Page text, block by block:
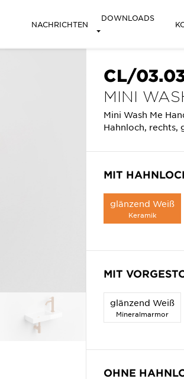
NACHRICHTEN
DOWNLOADS
CL/
MINI
Mini Wash Me
Hahnloch, rechts,
MIT
glänzend Weiß
Keramik
MIT
glänzend Weiß
Mineralmarmor
OHNE